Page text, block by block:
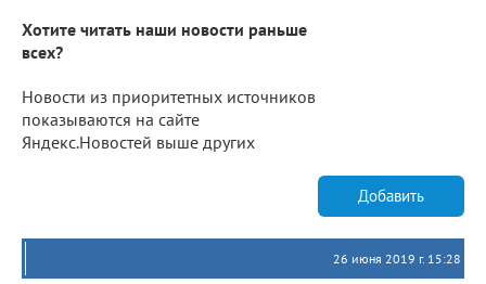
Хотите читать наши новости раньше
всех?
Новости из приоритетных источников
показываются на сайте
Яндекс.Новостей выше других
Добавить
26 июня 2019 г. 15:28